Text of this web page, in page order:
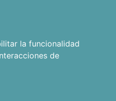
la funcionalidad
de